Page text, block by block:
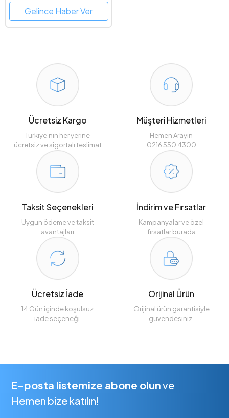
Gelince Haber Ver
Ücretsiz Kargo
Türkiye’nin her yerine
ücretsiz ve sigortalı teslimat
Müşteri Hizmetleri
Hemen Arayın
0216 550 4300
Taksit Seçenekleri
Uygun ödeme ve taksit
avantajları
İndirim ve Fırsatlar
Kampanyalar ve özel
fırsatlar burada
Ücretsiz İade
14 Gün içinde koşulsuz
iade seçeneği.
Orijinal Ürün
Orijinal ürün garantisiyle
güvendesiniz.
E-posta listemize abone olunve
Hemen bize katılın!